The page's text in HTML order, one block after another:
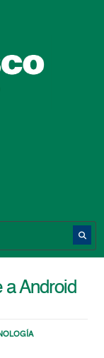
a Android